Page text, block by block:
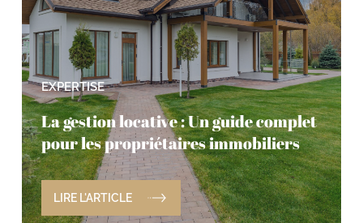
EXPERTISE
La gestion locative : Un guide complet
pour les propriétaires immobiliers
LIRE L'ARTICLE